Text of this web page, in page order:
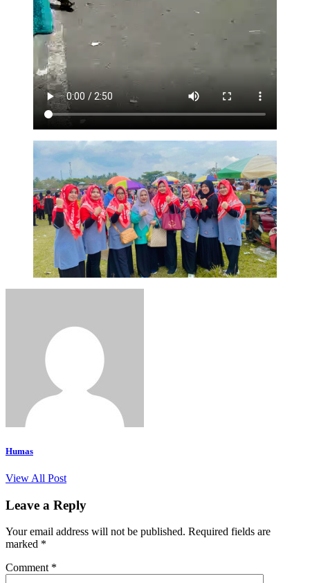
Humas
View All Post
Leave a Reply
Your email address will not be published. Required fields are
marked *
Comment *